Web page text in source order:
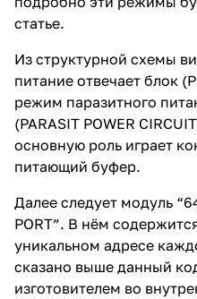
статье.
Из структурной схемы
питание отвечает блок
режим паразитного
(PARASIT POWER
основную роль играет
питающий буфер.
Далее следует модуль
PORT”. В нём
уникальном адресе
сказано выше данный
изготовителем во